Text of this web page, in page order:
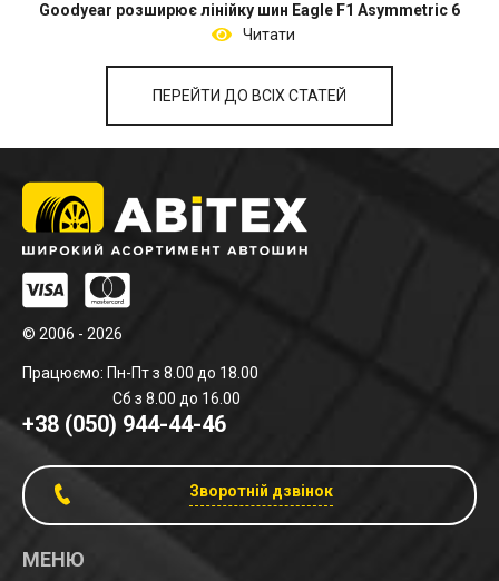
Goodyear розширює лінійку шин Eagle F1 Asymmetric 6
Читати
ПЕРЕЙТИ ДО ВСІХ СТАТЕЙ
© 2006 - 2026
Працюємо: Пн-Пт з 8.00 до 18.00
Сб з 8.00 до 16.00
+38 (050) 944-44-46
Зворотній дзвінок
МЕНЮ